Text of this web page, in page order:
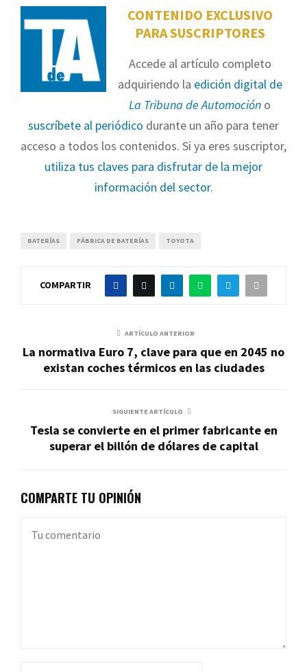
CONTENIDO EXCLUSIVO
PARA SUSCRIPTORES
Accede al artículo completo
adquiriendo la edición digital de
La Tribuna de Automoción o
suscríbete al periódico durante un año para tener
acceso a todos los contenidos. Si ya eres suscriptor,
utiliza tus claves para disfrutar de la mejor
información del sector.
BATERÍAS FÁBRICA DE BATERÍAS TOYOTA
COMPARTIR
ARTÍCULO ANTERIOR
La normativa Euro 7, clave para que en 2045 no
existan coches térmicos en las ciudades
SIGUIENTE ARTÍCULO
Tesla se convierte en el primer fabricante en
superar el billón de dólares de capital
COMPARTE TU OPINIÓN